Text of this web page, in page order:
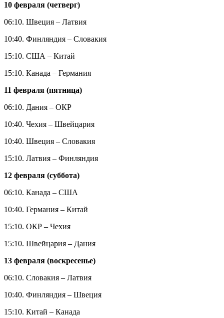
10 февраля (четверг)
06:10. Швеция – Латвия
10:40. Финляндия – Словакия
15:10. США – Китай
15:10. Канада – Германия
11 февраля (пятница)
06:10. Дания – ОКР
10:40. Чехия – Швейцария
10:40. Швеция – Словакия
15:10. Латвия – Финляндия
12 февраля (суббота)
06:10. Канада – США
10:40. Германия – Китай
15:10. ОКР – Чехия
15:10. Швейцария – Дания
13 февраля (воскресенье)
06:10. Словакия – Латвия
10:40. Финляндия – Швеция
15:10. Китай – Канада